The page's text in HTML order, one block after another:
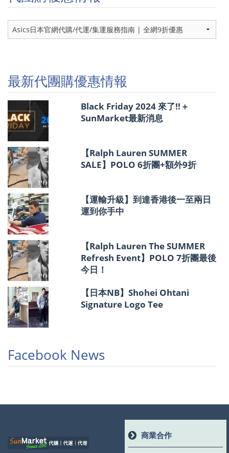
代
團
情
報
最新代團購優惠情報
Black Friday 2024 來了!!＋
SunMarket最新消息
【Ralph Lauren SUMMER
SALE】POLO 6折團+額外9折
【運輸升級】到達香港後一至兩日
運到你手中
【Ralph Lauren The SUMMER
Refresh Event】POLO 7折團最後
今日！
【日本NB】Shohei Ohtani
Signature Logo Tee
Facebook News
商業合作